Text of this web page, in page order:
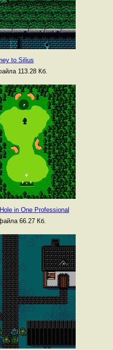
to Silius
113.28 Кб.
in One Professional
66.27 Кб.